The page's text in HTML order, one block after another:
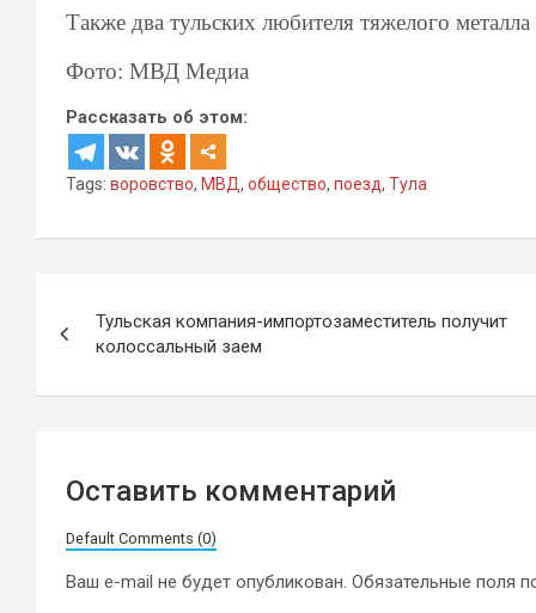
Также два тульских любителя тяжелого металла
Фото: МВД Медиа
Рассказать об этом:
Tags: воровство, МВД , общество, поезд, Тула
по
записям
Тульская компания-импортозаместитель получит
колоссальный заем
Оставить комментарий
Default Comments (0)
Ваш e-mail не будет опубликован. Обязательные поля